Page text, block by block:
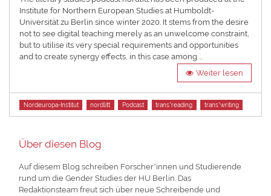
Institute for Northern European Studies at Humboldt-
Universität zu Berlin since winter 2020. It stems from the desire
not to see digital teaching merely as an unwelcome constraint,
but to utilise its very special requirements and opportunities
and to create synergy effects, in this case among …
Weiter lesen
Tags
Nordeuropa-Institut nordlitt Podcast trans*reading trans*writing
Über diesen Blog
Auf diesem Blog schreiben Forscher*innen und Studierende
rund um die Gender Studies der HU Berlin. Das
Redaktionsteam freut sich über neue Schreibende und